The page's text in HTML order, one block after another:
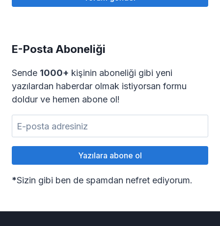
E-Posta Aboneliği
Sende 1000+ kişinin aboneliği gibi yeni
yazılardan haberdar olmak istiyorsan formu
doldur ve hemen abone ol!
*Sizin gibi ben de spamdan nefret ediyorum.